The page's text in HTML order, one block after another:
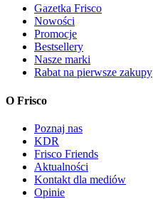
Gazetka Frisco
Nowości
Promocje
Bestsellery
Nasze marki
Rabat na pierwsze zakupy
O Frisco
Poznaj nas
KDR
Frisco Friends
Aktualności
Kontakt dla mediów
Opinie